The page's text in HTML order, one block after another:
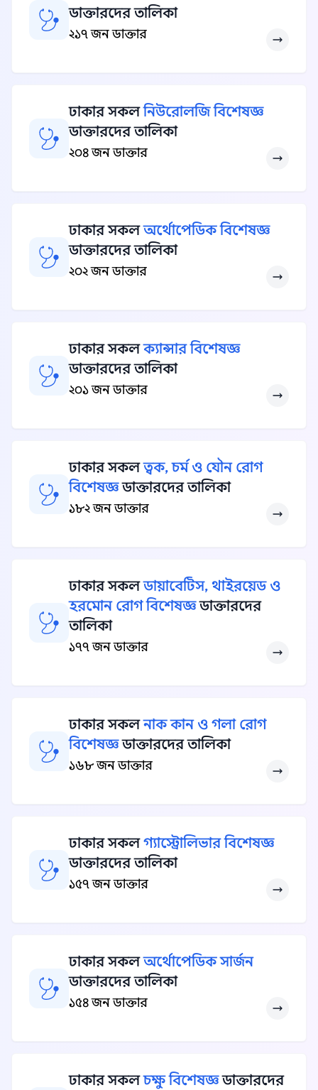
ডাক্তারদের তালিকা
২১৭ জন ডাক্তার
ঢাকার সকলনিউরোলজি বিশেষজ্ঞ
ডাক্তারদের তালিকা
২০৪ জন ডাক্তার
ঢাকার সকলঅর্থোপেডিক বিশেষজ্ঞ
ডাক্তারদের তালিকা
২০২ জন ডাক্তার
ঢাকার সকলক্যান্সার বিশেষজ্ঞ
ডাক্তারদের তালিকা
২০১ জন ডাক্তার
ঢাকার সকলত্বক, চর্ম ও যৌন রোগ
বিশেষজ্ঞডাক্তারদের তালিকা
১৮২ জন ডাক্তার
ঢাকার সকলডায়াবেটিস, থাইরয়েড ও
হরমোন রোগ বিশেষজ্ঞডাক্তারদের
তালিকা
১৭৭ জন ডাক্তার
ঢাকার সকলনাক কান ও গলা রোগ
বিশেষজ্ঞডাক্তারদের তালিকা
১৬৮ জন ডাক্তার
ঢাকার সকলগ্যাস্ট্রোলিভার বিশেষজ্ঞ
ডাক্তারদের তালিকা
১৫৭ জন ডাক্তার
ঢাকার সকলঅর্থোপেডিক সার্জন
ডাক্তারদের তালিকা
১৫৪ জন ডাক্তার
ঢাকার সকলচক্ষু বিশেষজ্ঞডাক্তারদের